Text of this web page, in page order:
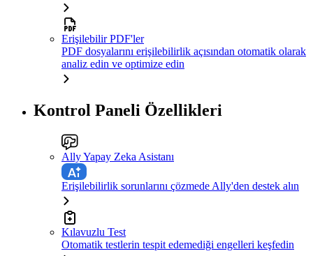
Erişilebilir PDF'ler
PDF dosyalarını erişilebilirlik açısından otomatik olarak
analiz edin ve optimize edin
Kontrol Paneli Özellikleri
Ally Yapay Zeka Asistanı
Erişilebilirlik sorunlarını çözmede Ally'den destek alın
Kılavuzlu Test
Otomatik testlerin tespit edemediği engelleri keşfedin